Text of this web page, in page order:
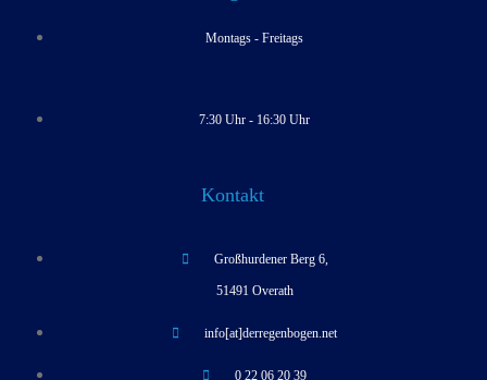
Montags - Freitags
7:30 Uhr - 16:30 Uhr
Kontakt
Großhurdener Berg 6,
51491 Overath
info[at]derregenbogen.net
0 22 06 20 39